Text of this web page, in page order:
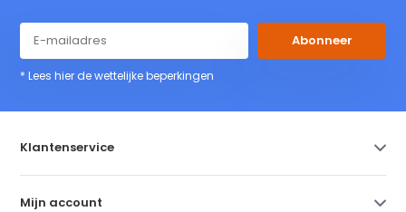
Abonneer
* Lees hier de wettelijke beperkingen
Klantenservice
Mijn account